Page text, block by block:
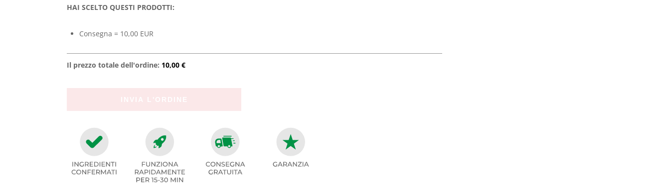
HAI SCELTO QUESTI PRODOTTI:
Consegna = 10,00 EUR
Il prezzo totale dell'ordine: 10,00 €